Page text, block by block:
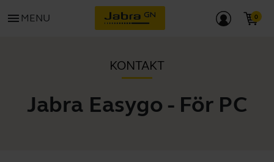
menu MENU
KONTAKT
Jabra Easygo - För PC